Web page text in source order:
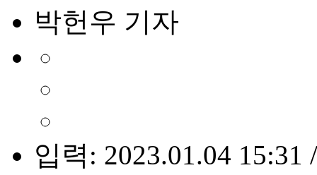
박헌우 기자
입력: 2023.01.04 15:31